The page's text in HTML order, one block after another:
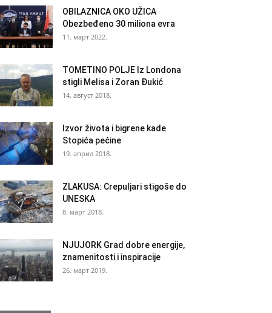
OBILAZNICA OKO UŽICA
Obezbeđeno 30 miliona evra
11. март 2022.
TOMETINO POLJE Iz Londona
stigli Melisa i Zoran Đukić
14. август 2018.
Izvor života i bigrene kade
Stopića pećine
19. април 2018.
ZLAKUSA: Crepuljari stigoše do
UNESKA
8. март 2018.
NJUJORK Grad dobre energije,
znamenitosti i inspiracije
26. март 2019.